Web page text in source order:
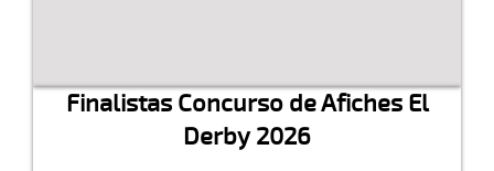
Finalistas Concurso de Afiches El
Derby 2026